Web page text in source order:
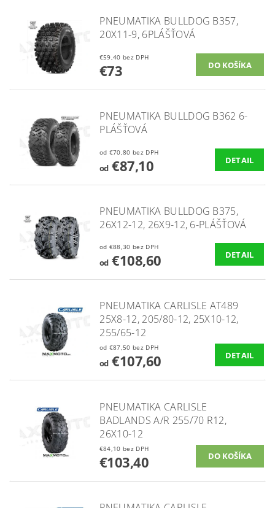
PNEUMATIKA BULLDOG B357,
20X11-9, 6PLÁŠŤOVÁ
€59,40 bez DPH
€73
PNEUMATIKA BULLDOG B362 6-
PLÁŠŤOVÁ
od €70,80 bez DPH
od€87,10 DETAIL
PNEUMATIKA BULLDOG B375,
26X12-12, 26X9-12, 6-PLÁŠŤOVÁ
od €88,30 bez DPH
od€108,60 DETAIL
PNEUMATIKA CARLISLE AT489
25X8-12, 205/80-12, 25X10-12,
255/65-12
od €87,50 bez DPH
od€107,60 DETAIL
PNEUMATIKA CARLISLE
BADLANDS A/R 255/70 R12,
26X10-12
€84,10 bez DPH
€103,40